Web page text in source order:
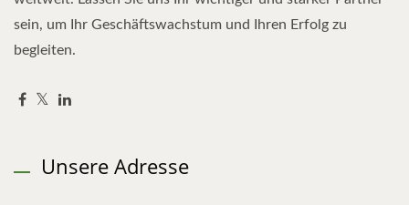
sein, um Ihr Geschäftswachstum und Ihren Erfolg zu
begleiten.
Unsere Adresse